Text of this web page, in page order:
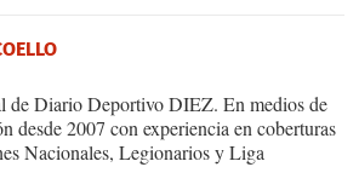
de Diario Deportivo DIEZ. En medios de
desde 2007 con experiencia en coberturas
Nacionales, Legionarios y Liga